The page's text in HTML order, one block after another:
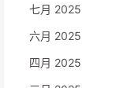
七月 2025
六月 2025
四月 2025